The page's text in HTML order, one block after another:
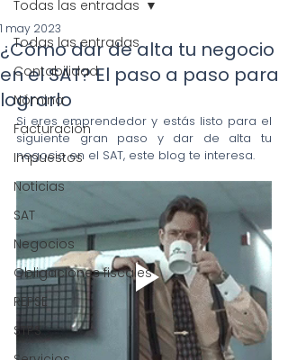
Todas las entradas
Contabilidad
Nómina
Facturación
Impuestos
Noticias
SAT
Negocios
Obligaciones fiscales
REPSE
STPS
Todas las entradas
¿Cómo dar de alta tu negocio
en el SAT? El paso a paso para
lograrlo
1 may 2023
Si eres emprendedor y estás listo para el
siguiente gran paso y dar de alta tu
negocio en el SAT, este blog te interesa.